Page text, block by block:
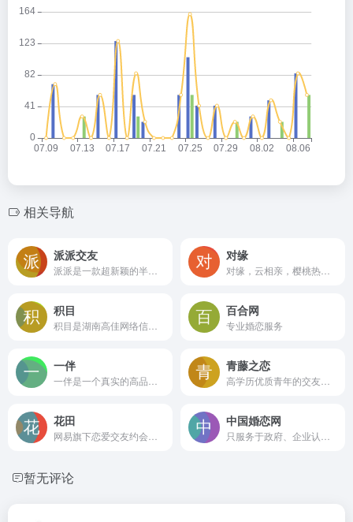
相关导航
派派交友 对缘
积目 百合网
专业婚恋服务
一伴 青藤之恋
花田 中国婚恋网
暂无评论